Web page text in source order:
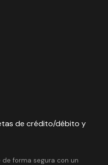
de crédito/débito y
forma segura con un